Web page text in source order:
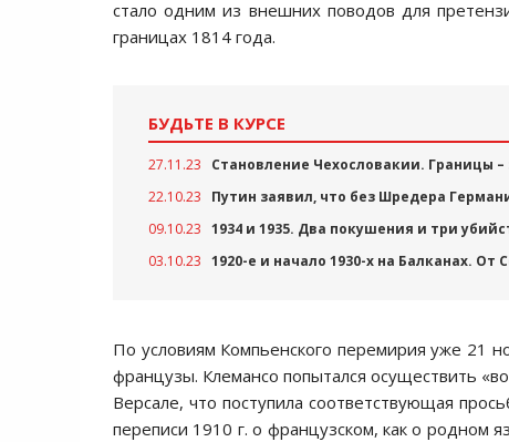
стало одним из внешних поводов для
границах 1814 года.
БУДЬТЕ В КУРСЕ
27.11.23
Становление Чехословакии. Границы
22.10.23
Путин заявил, что без Шредера
09.10.23 1934 и 1935. Два покушения и три
03.10.23 1920-е и начало 1930-х на Балканах.
По условиям Компьенского перемирия уже 21
французы. Клемансо попытался осуществить
Версале, что поступила соответствующая
переписи 1910 г. о французском, как о родном